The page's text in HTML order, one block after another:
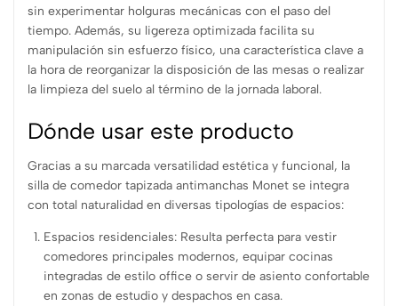
sin experimentar holguras mecánicas con el paso del
tiempo. Además, su ligereza optimizada facilita su
manipulación sin esfuerzo físico, una característica clave a
la hora de reorganizar la disposición de las mesas o realizar
la limpieza del suelo al término de la jornada laboral.
Dónde usar este producto
Gracias a su marcada versatilidad estética y funcional, la
silla de comedor tapizada antimanchas Monet se integra
con total naturalidad en diversas tipologías de espacios:
Espacios residenciales: Resulta perfecta para vestir
comedores principales modernos, equipar cocinas
integradas de estilo office o servir de asiento confortable
en zonas de estudio y despachos en casa.